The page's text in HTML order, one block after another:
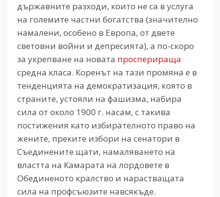
държавните разходи, които не са в услуга
на големите частни богатства (значително
намалени, особено в Европа, от двете
световни войни и депресията), а по-скоро
за укрепване на новата просперираща
средна класа. Коренът на тази промяна е в
тенденцията на демократизация, която в
страните, устояли на фашизма, набира
сила от около 1900 г. насам, с такива
постижения като избирателното право на
жените, преките избори на сенатори в
Съединените щати, намаляването на
властта на Камарата на лордовете в
Обединеното кралство и нарастващата
сила на профсъюзите навсякъде.